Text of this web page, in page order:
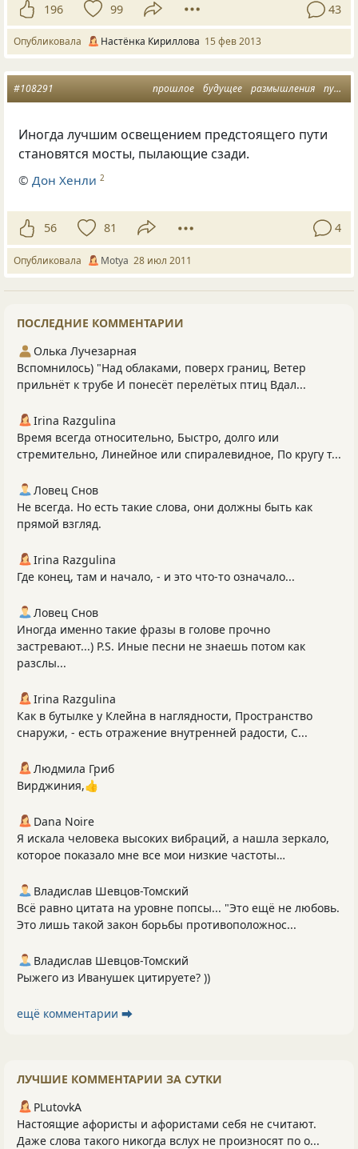
196 99 43
Опубликовала Настёнка Кириллова 15 фев 2013
прошлое будущее размышления путь
#108291
Иногда лучшим освещением предстоящего пути
становятся мосты, пылающие сзади.
©Дон Хенли 2
56 81 4
Опубликовала Motya 28 июл 2011
ПОСЛЕДНИЕ КОММЕНТАРИИ
Олька Лучезарная
Вспомнилось) "Над облаками, поверх границ, Ветер
прильнёт к трубе И понесёт перелётых птиц Вдал...
Irina Razgulina
Время всегда относительно, Быстро, долго или
стремительно, Линейное или спиралевидное, По кругу т...
Ловец Снов
Не всегда. Но есть такие слова, они должны быть как
прямой взгляд.
Irina Razgulina
Где конец, там и начало, - и это что-то означало...
Ловец Снов
Иногда именно такие фразы в голове прочно
застревают...) P.S. Иные песни не знаешь потом как
разслы...
Irina Razgulina
Как в бутылке у Клейна в наглядности, Пространство
снаружи, - есть отражение внутренней радости, С...
Людмила Гриб
Вирджиния,👍
Dana Noire
Я искала человека высоких вибраций, а нашла зеркало,
которое показало мне все мои низкие частоты…
Владислав Шевцов-Томский
Всё равно цитата на уровне попсы... "Это ещё не любовь.
Это лишь такой закон борьбы противоположнос...
Владислав Шевцов-Томский
Рыжего из Иванушек цитируете? ))
ещё комментарии ⮕
ЛУЧШИЕ КОММЕНТАРИИ ЗА СУТКИ
PLutоvkА
Настоящие афористы и афористами себя не считают.
Даже слова такого никогда вслух не произносят по о...